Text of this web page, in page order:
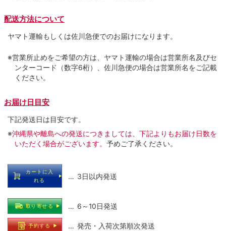
配送方法について
ヤマト運輸もしくは佐川急便でのお届けになります。
※営業所止めをご希望の方は、ヤマト運輸の場合は営業所名及びセ
ンターコード（数字6桁）、佐川急便の場合は営業所名をご記載
ください。
お届け日目安
下記発送日は目安です。
※沖縄県や離島への発送につきましては、下記よりもお届け日数を
いただく場合がございます。 予めご了承ください。
カートに入
れる
… 3日以内発送
取り寄せる … 6～10日発送
予約する … 発売・入荷次第順次発送